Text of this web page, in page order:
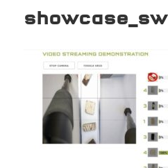
showcase_sw